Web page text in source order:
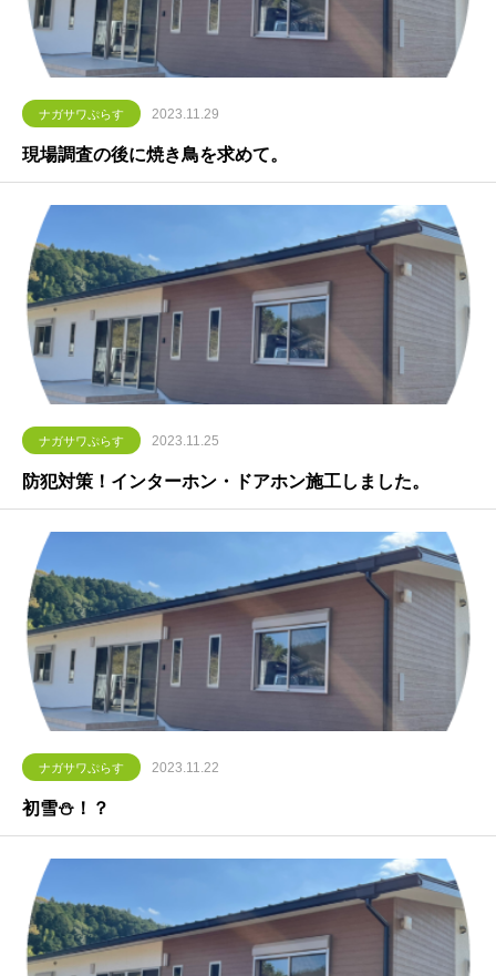
ナガサワぷらす 2023.11.29
現場調査の後に焼き鳥を求めて。
ナガサワぷらす 2023.11.25
防犯対策！インターホン・ドアホン施工しました。
ナガサワぷらす 2023.11.22
初雪⛄！？